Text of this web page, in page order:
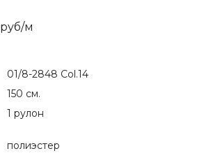
руб/м
01/8-2848 Col.14
150 см.
1 рулон
полиэстер